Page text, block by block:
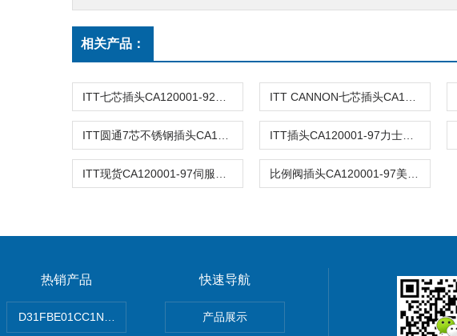
相关产品：
热销产品
D31FBE01CC1NF00PARKER派克比例阀维修
快速导航
产品展示